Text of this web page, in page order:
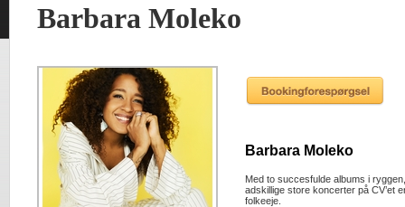
Barbara Moleko
Barbara Moleko
Med to succesfulde albums i
adskillige store koncerter på CV’et
folkeeje.